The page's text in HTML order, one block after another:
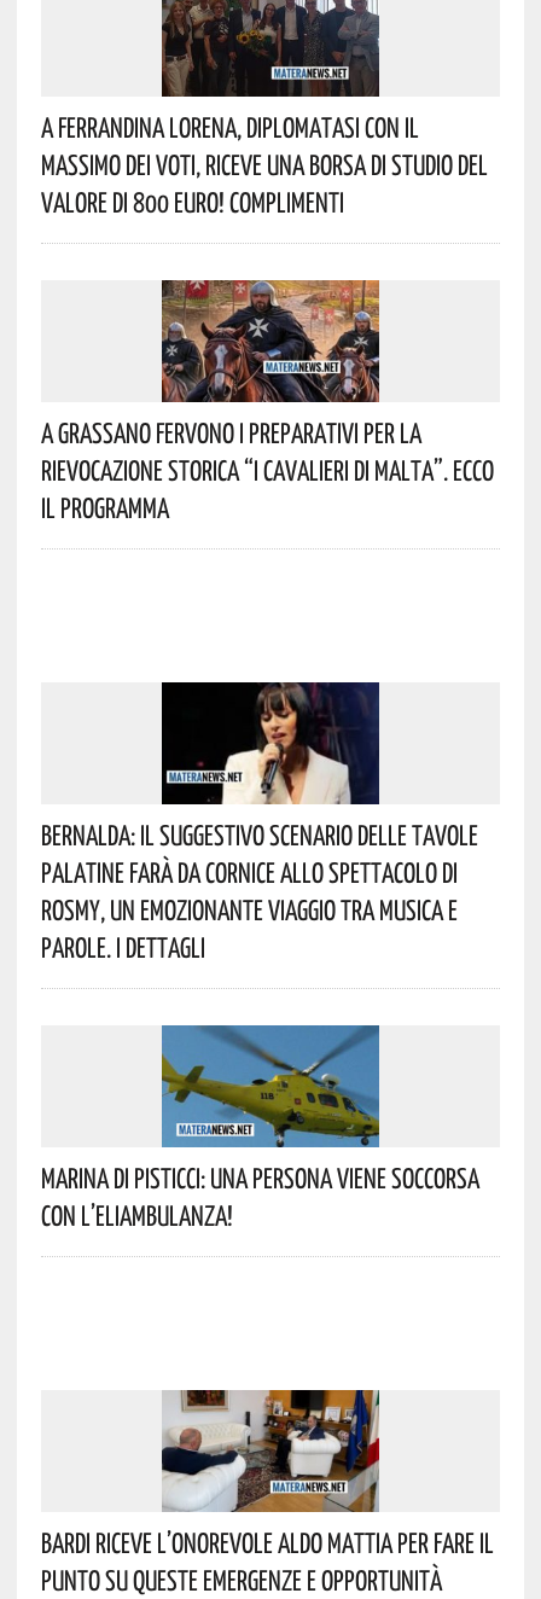
A Ferrandina Lorena, Diplomatasi Con Il
Massimo Dei Voti, Riceve Una Borsa Di Studio Del
Valore Di 800 Euro! Complimenti
A Grassano Fervono I Preparativi Per La
Rievocazione Storica “I CAVALIERI DI MALTA”. Ecco
Il Programma
Bernalda: Il Suggestivo Scenario Delle Tavole
Palatine Farà Da Cornice Allo Spettacolo Di
Rosmy, Un Emozionante Viaggio Tra Musica E
Parole. I Dettagli
Marina Di Pisticci: Una Persona Viene Soccorsa
Con L’eliambulanza!
Bardi Riceve L’onorevole Aldo Mattia Per Fare Il
Punto Su Queste Emergenze E Opportunità